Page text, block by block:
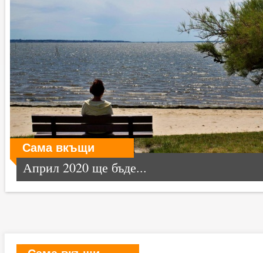
Сама вкъщи
Април 2020 ще бъде...